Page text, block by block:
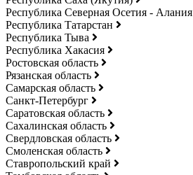
Республика Северная Осетия - Алания
Республика Татарстан
Республика Тыва
Республика Хакасия
Ростовская область
Рязанская область
Самарская область
Санкт-Петербург
Саратовская область
Сахалинская область
Свердловская область
Смоленская область
Ставропольский край